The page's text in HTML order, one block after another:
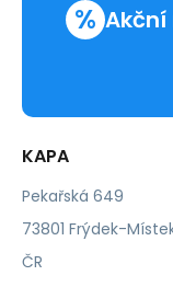
%
KAPA
Pekařská 649
73801 Frýdek-
ČR